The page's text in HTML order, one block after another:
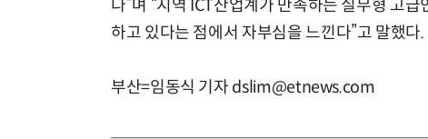
다”며 “지역 ICT산업계가 만족하는 실무형 고
하고 있다는 점에서 자부심을 느낀다”고 말했다.
부산=임동식 기자 dslim@etnews.com